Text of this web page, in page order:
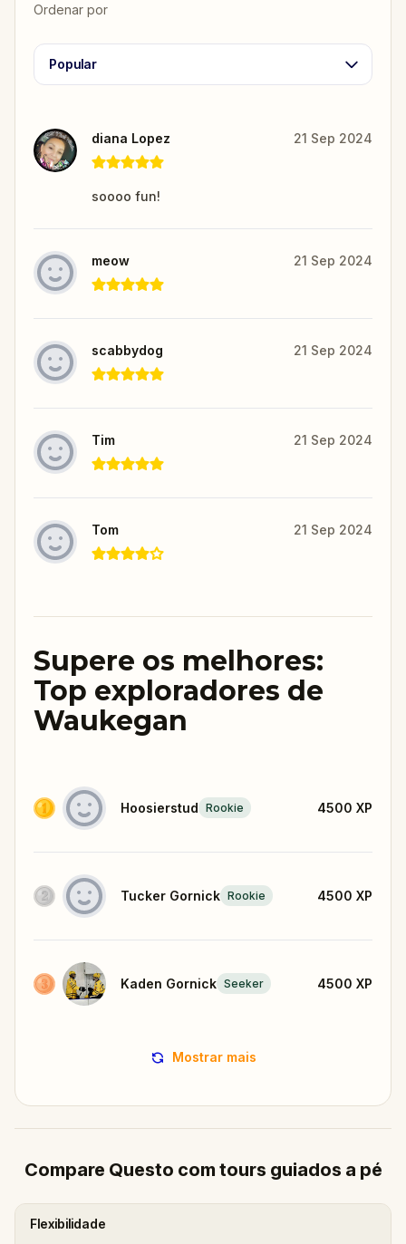
Ordenar por
Popular
diana Lopez 21 Sep 2024
soooo fun!
meow 21 Sep 2024
scabbydog 21 Sep 2024
Tim 21 Sep 2024
Tom 21 Sep 2024
Supere os melhores:
Top exploradores de
Waukegan
Hoosierstud Rookie 4500 XP
Tucker Gornick Rookie 4500 XP
Kaden Gornick Seeker 4500 XP
Mostrar mais
Compare Questo com tours guiados a pé
Flexibilidade